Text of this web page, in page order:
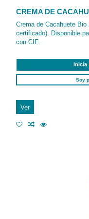
CREMA DE
Crema de Cacahuete
certificado). Disponible
con CIF.
Inicia
Soy
Ver